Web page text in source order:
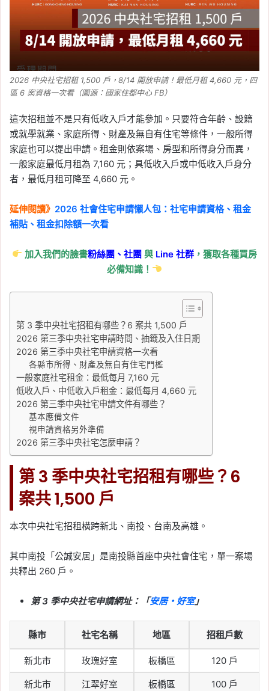
2026 中央社宅招租 1,500 戶，8/14 開放申請！最低月租 4,660 元，四
區 6 案資格一次看（圖源：國家住都中心 FB）
這次招租並不是只有低收入戶才能參加。只要符合年齡、設籍
或就學就業、家庭所得、財產及無自有住宅等條件，一般所得
家庭也可以提出申請。租金則依案場、房型和所得身分而異，
一般家庭最低月租為 7,160 元；具低收入戶或中低收入戶身分
者，最低月租可降至 4,660 元。
延伸閱讀》 2026 社會住宅申請懶人包：社宅申請資格、租金
補貼、租金扣除額一次看
加入我們的臉書粉絲團、社團與 Line社群 ，獲取各種買房
必備知識！
第 3 季中央社宅招租有哪些？6 案共 1,500 戶
2026 第三季中央社宅申請時間、抽籤及入住日期
2026 第三季中央社宅申請資格一次看
各縣市所得、財產及無自有住宅門檻
一般家庭社宅租金：最低每月 7,160 元
低收入戶、中低收入戶租金：最低每月 4,660 元
2026 第三季中央社宅申請文件有哪些？
基本應備文件
視申請資格另外準備
2026 第三季中央社宅怎麼申請？
第 3 季中央社宅招租有哪些？6
案共 1,500 戶
本次中央社宅招租橫跨新北、南投、台南及高雄。
其中南投「公誠安居」是南投縣首座中央社會住宅，單一案場
共釋出 260 戶。
第 3 季中央社宅申請網址：「安居・好室」
縣市 社宅名稱 地區 招租戶數
新北市 玫瑰好室 板橋區 120 戶
新北市 江翠好室 板橋區 100 戶